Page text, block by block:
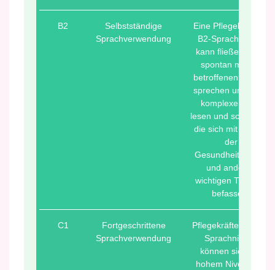
B2
Selbstständige
Sprachverwendung
Eine Pflegekraft mit
B2-Sprachniveau
kann fließend und
spontan mit der
betroffenen Person
sprechen und auch
komplexe Texte
lesen und schreiben,
die sich mit Fragen
der
Gesundheitspflege
und anderen
wichtigen Themen
befassen.
C1
Fortgeschrittene
Sprachverwendung
Pflegekräfte mit C1-
Sprachniveau
können sich auf
hohem Niveau mit